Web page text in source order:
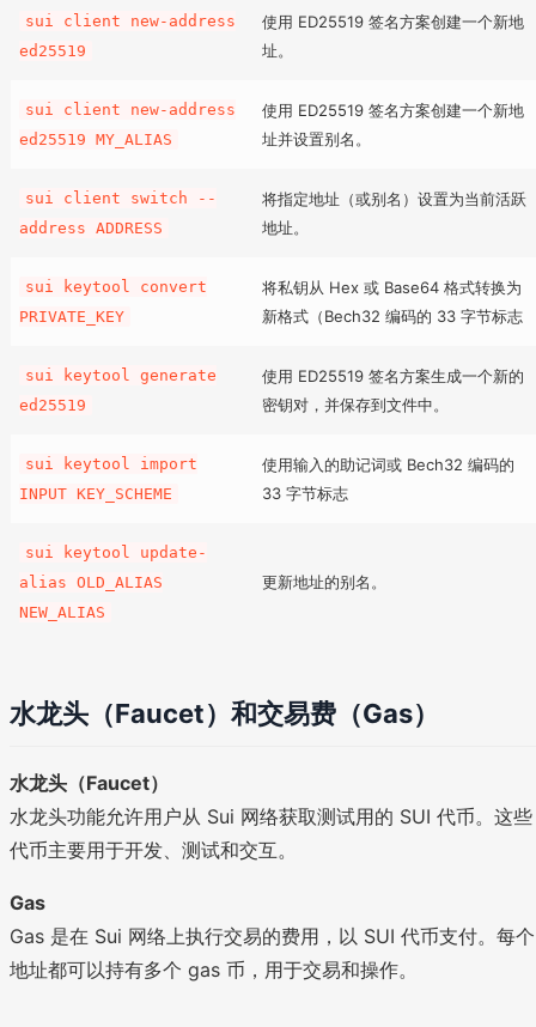
sui client new-address
ed25519
使用 ED25519 签名方案创建一个新地
址。
sui client new-address
ed25519 MY_ALIAS
使用 ED25519 签名方案创建一个新地
址并设置别名。
sui client switch --
address ADDRESS
将指定地址（或别名）设置为当前活跃
地址。
sui keytool convert
PRIVATE_KEY
将私钥从 Hex 或 Base64 格式转换为
新格式（Bech32 编码的 33 字节标志
sui keytool generate
ed25519
使用 ED25519 签名方案生成一个新的
密钥对，并保存到文件中。
sui keytool import
INPUT KEY_SCHEME
使用输入的助记词或 Bech32 编码的
33 字节标志
sui keytool update-
alias OLD_ALIAS
NEW_ALIAS
更新地址的别名。
水龙头（Faucet）和交易费（Gas）
水龙头（Faucet）
水龙头功能允许用户从 Sui 网络获取测试用的 SUI 代币。这些
代币主要用于开发、测试和交互。
Gas
Gas 是在 Sui 网络上执行交易的费用，以 SUI 代币支付。每个
地址都可以持有多个 gas 币，用于交易和操作。